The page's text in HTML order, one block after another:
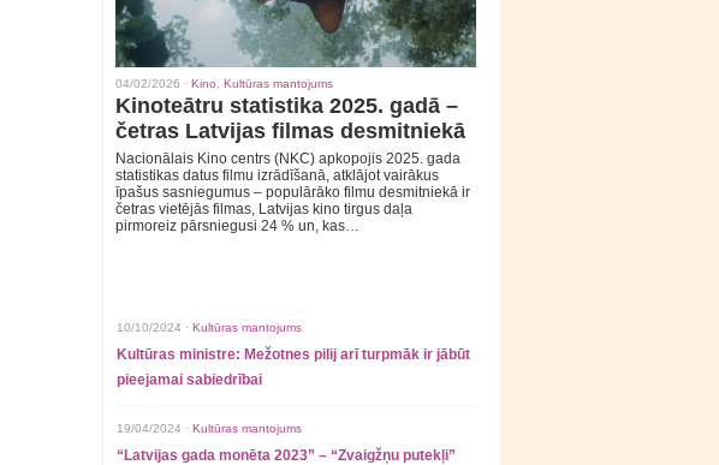
04/02/2026 · Kino Kultūras mantojums
Kinoteātru statistika 2025. gadā –
četras Latvijas filmas desmitniekā
Nacionālais Kino centrs (NKC) apkopojis 2025. gada
statistikas datus filmu izrādīšanā, atklājot vairākus
īpašus sasniegumus – populārāko filmu desmitniekā ir
četras vietējās filmas, Latvijas kino tirgus daļa
pirmoreiz pārsniegusi 24 % un, kas…
10/10/2024 · Kultūras mantojums
Kultūras ministre: Mežotnes pilij arī turpmāk ir jābūt
pieejamai sabiedrībai
19/04/2024 · Kultūras mantojums
“Latvijas gada monēta 2023” – “Zvaigžņu putekļi”